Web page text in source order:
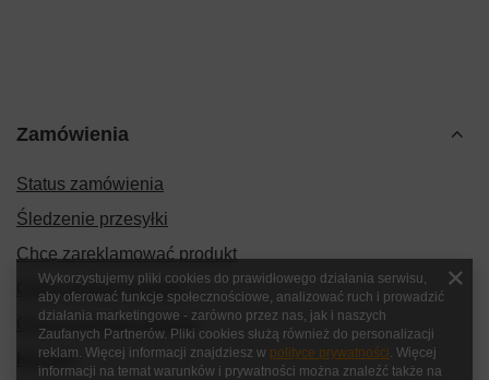
Zamówienia
Status zamówienia
Śledzenie przesyłki
Chcę zareklamować produkt
Chcę zwrócić produkt
Chcę wymienić produkt
Kontakt
Wykorzystujemy pliki cookies do prawidłowego działania serwisu,
aby oferować funkcje społecznościowe, analizować ruch i prowadzić
działania marketingowe - zarówno przez nas, jak i naszych
Zaufanych Partnerów. Pliki cookies służą również do personalizacji
reklam. Więcej informacji znajdziesz w polityce prywatności. Więcej
informacji na temat warunków i prywatności można znaleźć także na